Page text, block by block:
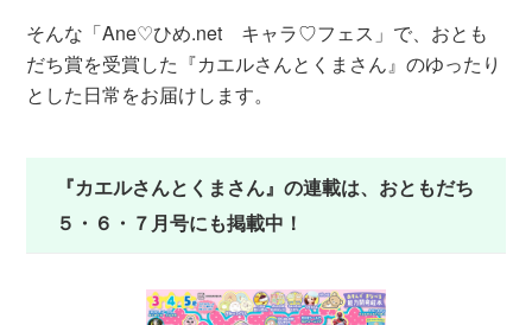
そんな「Ane♡ひめ.net キャラ♡フェス」で、おとも
だち賞を受賞した『カエルさんとくまさん』のゆったり
とした日常をお届けします。
『カエルさんとくまさん』の連載は、おともだち
５・６・７月号にも掲載中！